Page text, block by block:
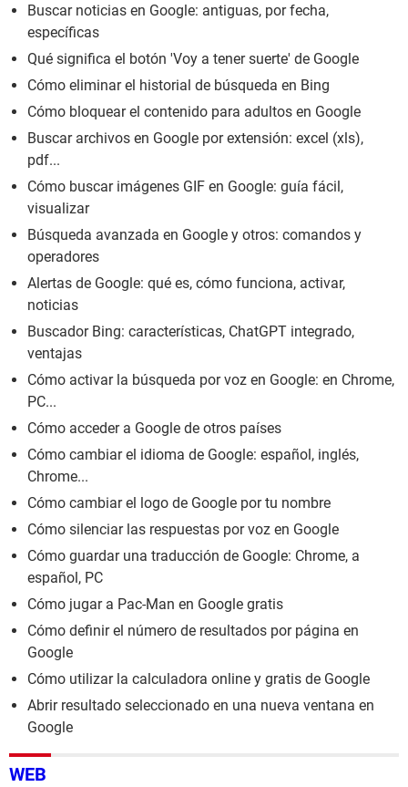
Buscar noticias en Google: antiguas, por fecha,
específicas
Qué significa el botón 'Voy a tener suerte' de Google
Cómo eliminar el historial de búsqueda en Bing
Cómo bloquear el contenido para adultos en Google
Buscar archivos en Google por extensión: excel (xls),
pdf...
Cómo buscar imágenes GIF en Google: guía fácil,
visualizar
Búsqueda avanzada en Google y otros: comandos y
operadores
Alertas de Google: qué es, cómo funciona, activar,
noticias
Buscador Bing: características, ChatGPT integrado,
ventajas
Cómo activar la búsqueda por voz en Google: en Chrome,
PC...
Cómo acceder a Google de otros países
Cómo cambiar el idioma de Google: español, inglés,
Chrome...
Cómo cambiar el logo de Google por tu nombre
Cómo silenciar las respuestas por voz en Google
Cómo guardar una traducción de Google: Chrome, a
español, PC
Cómo jugar a Pac-Man en Google gratis
Cómo definir el número de resultados por página en
Google
Cómo utilizar la calculadora online y gratis de Google
Abrir resultado seleccionado en una nueva ventana en
Google
WEB